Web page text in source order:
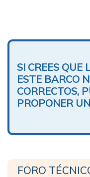
SI CREES QUE
ESTE BARCO
CORRECTOS,
PROPONER
FORO